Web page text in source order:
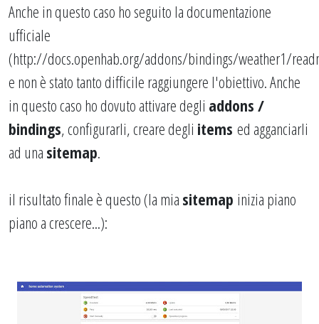
Anche in questo caso ho seguito la documentazione
ufficiale
(http://docs.openhab.org/addons/bindings/weather1/
e non è stato tanto difficile raggiungere l'obiettivo. Anche
in questo caso ho dovuto attivare degli addons /
bindings, configurarli, creare degli items ed agganciarli
ad una sitemap.
il risultato finale è questo (la mia sitemap inizia piano
piano a crescere...):